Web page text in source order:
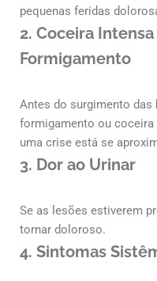
pequenas feridas
2. Coceira
Formigamento
Antes do surgimento
formigamento ou coceira
uma crise está se
3. Dor ao Urinar
Se as lesões estiverem
tornar doloroso.
4. Sintomas